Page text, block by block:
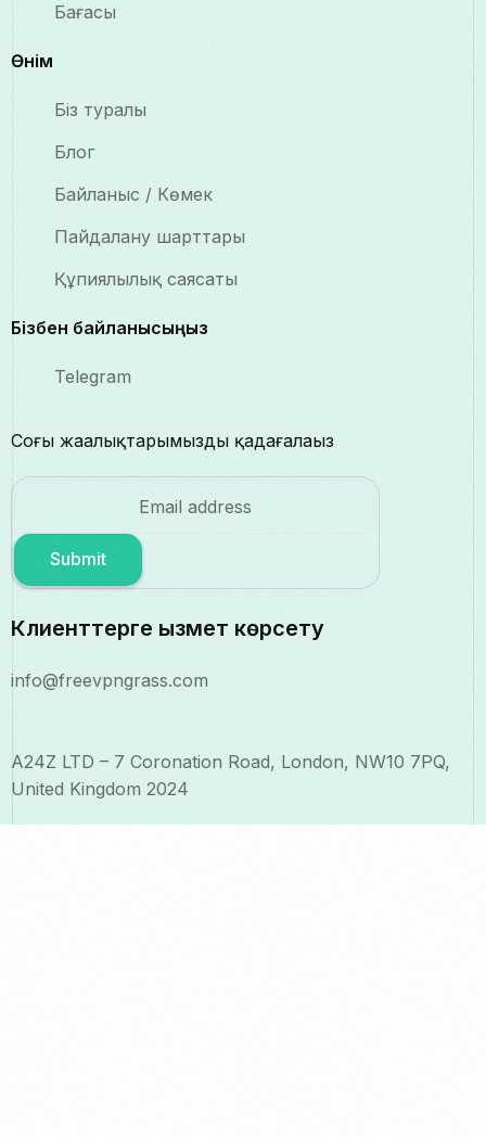
Бағасы
Өнім
Біз туралы
Блог
Байланыс / Көмек
Пайдалану шарттары
Құпиялылық саясаты
Бізбен байланысыңыз
Telegram
Соңғы жаңалықтарымызды қадағалаңыз
Submit
Клиенттерге қызмет көрсету
info@freevpngrass.com
A24Z LTD – 7 Coronation Road, London, NW10 7PQ,
United Kingdom 2024